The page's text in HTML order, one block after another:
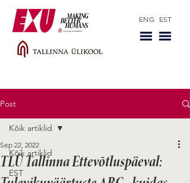
ENG EST
Post
Kõik artiklid
EST
Kõik artiklid
TLÜ Tallinna Ettevõtluspäeval:
Sep 22, 2022